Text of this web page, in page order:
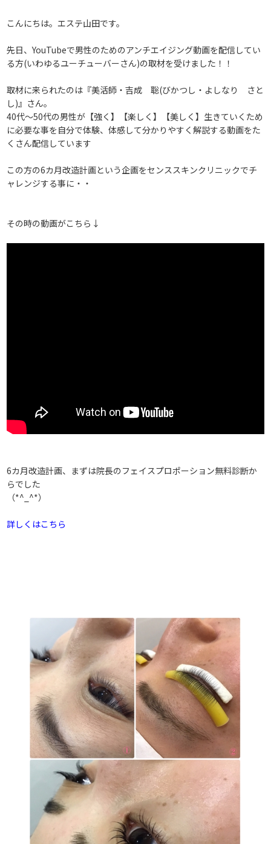
こんにちは。エステ山田です。
先日、YouTubeで男性のためのアンチエイジング動画を配信してい
る方(いわゆるユーチューバーさん)の取材を受けました！！
取材に来られたのは『美活師・吉成 聡(びかつし・よしなり さと
し)』さん。
40代～50代の男性が【強く】【楽しく】【美しく】生きていくため
に必要な事を自分で体験、体感して分かりやすく解説する動画をた
くさん配信しています
この方の6カ月改造計画という企画をセンススキンクリニックでチ
ャレンジする事に・・
その時の動画がこちら↓
6カ月改造計画、まずは院長のフェイスプロポーション無料診断か
らでした
（*^_^*）
詳しくはこちら